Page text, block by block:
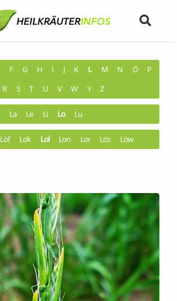
F G H I J K L M N Ö
P
R S T U V W Y Z
La Le Li Lo Lu
Löf Lok Lol Lon Lor Lös Löw